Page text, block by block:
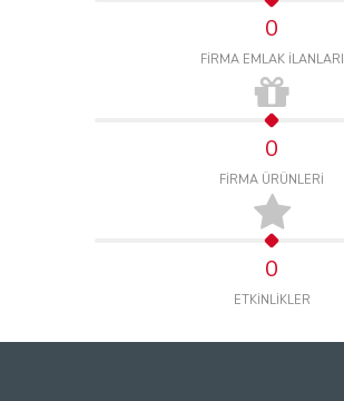
0
FİRMA EMLAK İLANLARI
0
FİRMA ÜRÜNLERİ
0
ETKİNLİKLER